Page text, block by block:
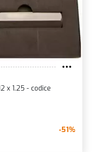
x 1.25 - codice
-51%